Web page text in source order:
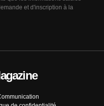
et d'inscription à la